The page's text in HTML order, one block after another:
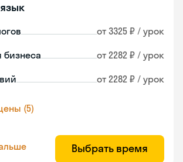
от 3325 ₽ / урок
бизнеса от 2282 ₽ / урок
от 2282 ₽ / урок
(5)
Выбрать время